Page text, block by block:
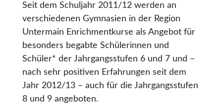
Seit dem Schuljahr 2011/12 werden an
verschiedenen Gymnasien in der Region
Untermain Enrichmentkurse als Angebot für
besonders begabte Schülerinnen und
Schüler* der Jahrgangsstufen 6 und 7 und –
nach sehr positiven Erfahrungen seit dem
Jahr 2012/13 – auch für die Jahrgangsstufen
8 und 9 angeboten.